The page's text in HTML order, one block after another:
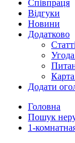
Співпраця
Відгуки
Новини
Додатково
Статті
Додати
Головна
Пошук
1-